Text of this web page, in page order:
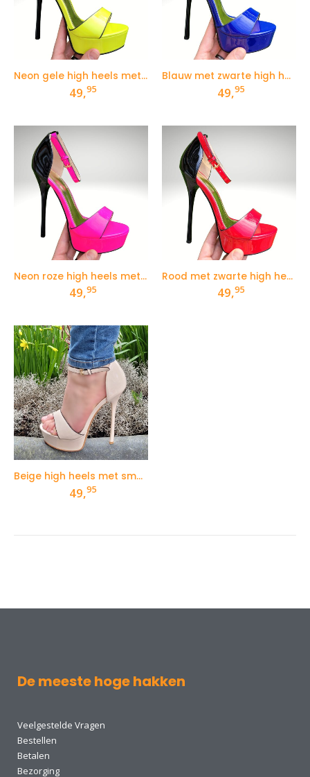
Neon gele high heels met smal enkelbandje
49,95
Blauw met zwarte high heels met smal enkelbandje
49,95
Neon roze high heels met smal enkelbandje
49,95
Rood met zwarte high heels met smal enkelbandje
49,95
Beige high heels met smal enkelbandje
49,95
De meeste hoge hakken
Veelgestelde Vragen
Bestellen
Betalen
Bezorging